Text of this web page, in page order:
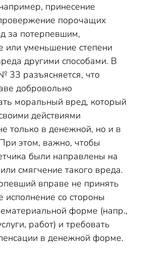
принесение
порочащих
за потерпевшим,
или уменьшение степени
другими способами. В
разъясняется, что
добровольно
моральный вред, который
действиями
только в денежной, но и в
этом, важно, чтобы
были направлены на
смягчение такого вреда.
вправе не принять
исполнение со стороны
форме (напр.,
работ) и требовать
в денежной форме.